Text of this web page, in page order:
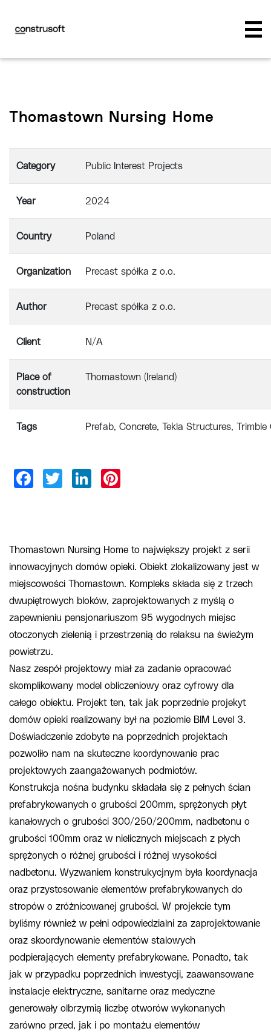
Thomastown Nursing Home
Category Public Interest Projects
Year 2024
Country Poland
Organization Precast spółka z o.o.
Author Precast spółka z o.o.
Client N/A
Place of
construction
Thomastown (Ireland)
Tags Prefab Concrete Tekla Structures Trimble
Thomastown Nursing Home to największy projekt z serii
innowacyjnych domów opieki. Obiekt zlokalizowany jest w
miejscowości Thomastown. Kompleks składa się z trzech
dwupiętrowych bloków, zaprojektowanych z myślą o
zapewnieniu pensjonariuszom 95 wygodnych miejsc
otoczonych zielenią i przestrzenią do relaksu na świeżym
powietrzu.
Nasz zespół projektowy miał za zadanie opracować
skomplikowany model obliczeniowy oraz cyfrowy dla
całego obiektu. Projekt ten, tak jak poprzednie projekyt
domów opieki realizowany był na poziomie BIM Level 3.
Doświadczenie zdobyte na poprzednich projektach
pozwoliło nam na skuteczne koordynowanie prac
projektowych zaangażowanych podmiotów.
Konstrukcja nośna budynku składała się z pełnych ścian
prefabrykowanych o grubości 200mm, sprężonych płyt
kanałowych o grubości 300/250/200mm, nadbetonu o
grubości 100mm oraz w nielicznych miejscach z płych
sprężonych o różnej grubości i różnej wysokości
nadbetonu. Wyzwaniem konstrukycjnym była koordynacja
oraz przystosowanie elementów prefabrykowanych do
stropów o zróżnicowanej grubości. W projekcie tym
byliśmy również w pełni odpowiedzialni za zaprojektowanie
oraz skoordynowanie elementów stalowych
podpierających elementy prefabrykowane. Ponadto, tak
jak w przypadku poprzednich inwestycji, zaawansowane
instalacje elektryczne, sanitarne oraz medyczne
generowały olbrzymią liczbę otworów wykonanych
zarówno przed, jak i po montażu elementów